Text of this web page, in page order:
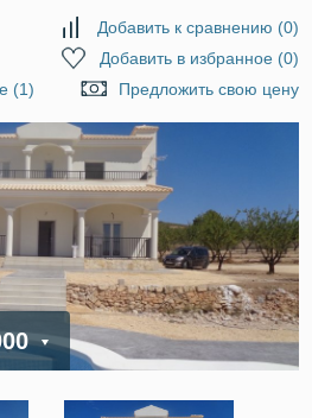
Добавить к сравнению (0)
Добавить в избранное(0)
(1)
Предложить свою цену